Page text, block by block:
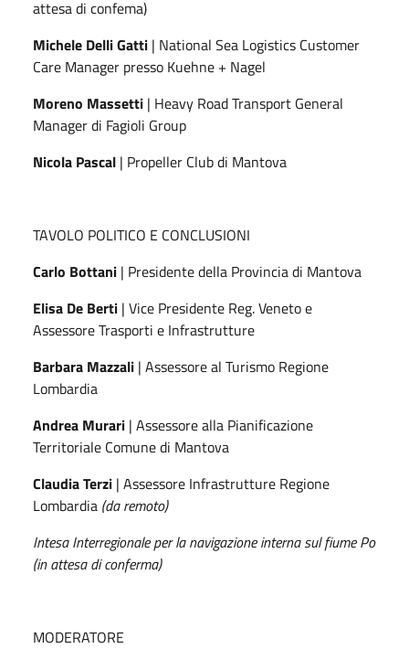
attesa di confema)
Michele Delli Gatti | National Sea Logistics Customer
Care Manager presso Kuehne + Nagel
Moreno Massetti | Heavy Road Transport General
Manager di Fagioli Group
Nicola Pascal | Propeller Club di Mantova
TAVOLO POLITICO E CONCLUSIONI
Carlo Bottani | Presidente della Provincia di Mantova
Elisa De Berti | Vice Presidente Reg. Veneto e
Assessore Trasporti e Infrastrutture
Barbara Mazzali | Assessore al Turismo Regione
Lombardia
Andrea Murari | Assessore alla Pianificazione
Territoriale Comune di Mantova
Claudia Terzi | Assessore Infrastrutture Regione
Lombardia (da remoto)
Intesa Interregionale per la navigazione interna sul fiume Po
(in attesa di conferma)
MODERATORE